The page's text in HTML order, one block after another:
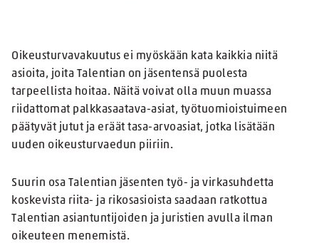
Oikeusturvavakuutus ei myöskään kata kaikkia niitä
asioita, joita Talentian on jäsentensä puolesta
tarpeellista hoitaa. Näitä voivat olla muun muassa
riidattomat palkkasaatava-asiat, työtuomioistuimeen
päätyvät jutut ja eräät tasa-arvoasiat, jotka lisätään
uuden oikeusturvaedun piiriin.
Suurin osa Talentian jäsenten työ- ja virkasuhdetta
koskevista riita- ja rikosasioista saadaan ratkottua
Talentian asiantuntijoiden ja juristien avulla ilman
oikeuteen menemistä.